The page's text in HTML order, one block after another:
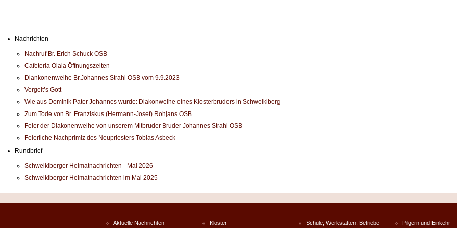
Nachrichten
Nachruf Br. Erich Schuck OSB
Cafeteria Olala Öffnungszeiten
Diankonenweihe Br.Johannes Strahl OSB vom 9.9.2023
Vergelt’s Gott
Wie aus Dominik Pater Johannes wurde: Diakonweihe eines Klosterbruders in Schweiklberg
Zum Tode von Br. Franziskus (Hermann-Josef) Rohjans OSB
Feier der Diakonenweihe von unserem Mitbruder Bruder Johannes Strahl OSB
Feierliche Nachprimiz des Neupriesters Tobias Asbeck
Rundbrief
Schweiklberger Heimatnachrichten - Mai 2026
Schweiklberger Heimatnachrichten im Mai 2025
Aktuelle Nachrichten Kloster Schule, Werkstätten, Betriebe Pilgern und Einkehr